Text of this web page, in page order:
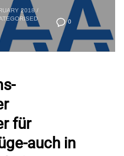
0
2018 /
für
auch in